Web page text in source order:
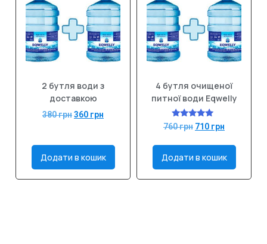
2 бутля води з
доставкою
380грн360 грн
Додати в кошик
4 бутля очищеної
питної води Eqwelly
Оцінено в
5.00
760грн 710 грн
Додати в кошик